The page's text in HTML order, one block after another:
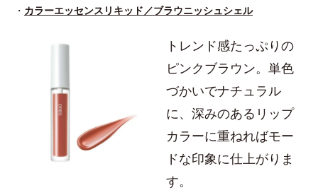
・ カラーエッセンスリキッド／ブラウニッシュシェル
トレンド感たっぷりの
ピンクブラウン。単色
づかいでナチュラル
に、深みのあるリップ
カラーに重ねればモー
ドな印象に仕上がりま
す。